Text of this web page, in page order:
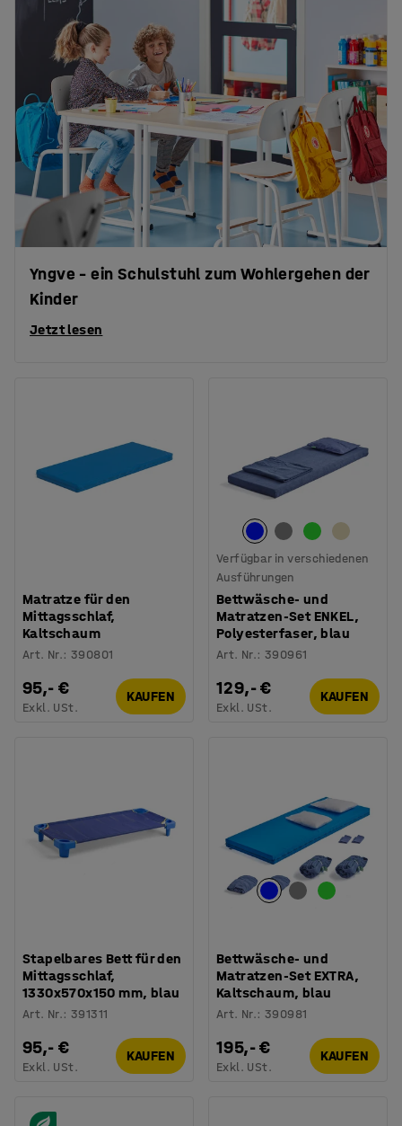
Yngve – ein Schulstuhl zum Wohlergehen der
Kinder
Jetzt lesen
Matratze für den
Mittagsschlaf,
Kaltschaum
Art. Nr.:390801
95,- €
Exkl. USt.
KAUFEN
Verfügbar in verschiedenen
Ausführungen
Bettwäsche- und
Matratzen-Set ENKEL,
Polyesterfaser, blau
Art. Nr.:390961
129,- €
Exkl. USt.
KAUFEN
Stapelbares Bett für den
Mittagsschlaf,
1330x570x150 mm, blau
Art. Nr.:391311
95,- €
Exkl. USt.
KAUFEN
Bettwäsche- und
Matratzen-Set EXTRA,
Kaltschaum, blau
Art. Nr.:390981
195,- €
Exkl. USt.
KAUFEN